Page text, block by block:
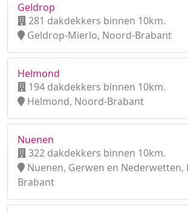
Geldrop
281 dakdekkers binnen 10km.
Geldrop-Mierlo, Noord-Brabant
Helmond
194 dakdekkers binnen 10km.
Helmond, Noord-Brabant
Nuenen
322 dakdekkers binnen 10km.
Nuenen, Gerwen en Nederwetten,
Brabant